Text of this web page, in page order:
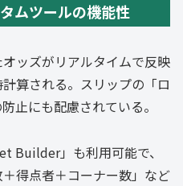
ムツールの機能性
ッズがリアルタイムで反映
算される。スリップの「ロ
止にも配慮されている。
Builder」も利用可能で、
得点者＋コーナー数」など